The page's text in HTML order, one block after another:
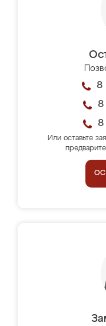
8
8
8
Или оставьте